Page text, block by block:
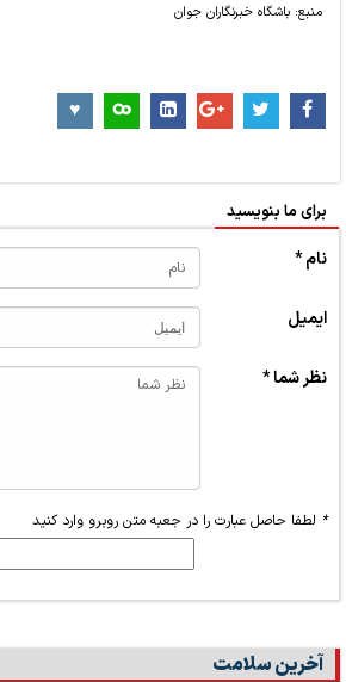
منبع: باشگاه خبرنگاران جوان
برای ما بنویسید
نام *
ایمیل
نظر شما *
* لطفا حاصل عبارت را در جعبه متن روبرو وارد کنید
آخرین سلامت